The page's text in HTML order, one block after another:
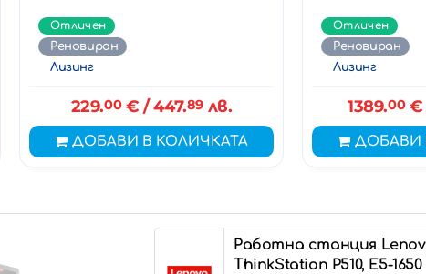
Отличен
Реновиран
Лизинг
229.00€ / 447.89лв.
ДОБАВИ В КОЛИЧКАТА
Отличен
Реновиран
Лизинг
1389.00€
ДОБАВИ
Работна станция
ThinkStation P510, E5-1650